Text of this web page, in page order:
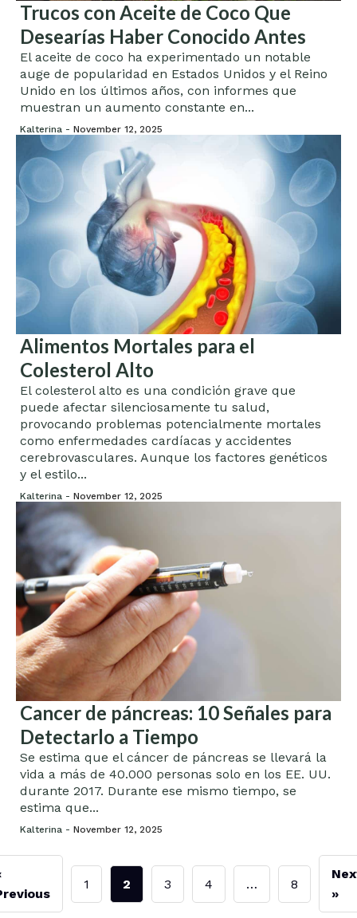
Trucos con Aceite de Coco Que
Desearías Haber Conocido Antes
El aceite de coco ha experimentado un notable
auge de popularidad en Estados Unidos y el Reino
Unido en los últimos años, con informes que
muestran un aumento constante en...
Kalterina - November 12, 2025
Alimentos Mortales para el
Colesterol Alto
El colesterol alto es una condición grave que
puede afectar silenciosamente tu salud,
provocando problemas potencialmente mortales
como enfermedades cardíacas y accidentes
cerebrovasculares. Aunque los factores genéticos
y el estilo...
Kalterina - November 12, 2025
Cancer de páncreas: 10 Señales para
Detectarlo a Tiempo
Se estima que el cáncer de páncreas se llevará la
vida a más de 40.000 personas solo en los EE. UU.
durante 2017. Durante ese mismo tiempo, se
estima que...
Kalterina - November 12, 2025
1 2 3 4 … 8
»